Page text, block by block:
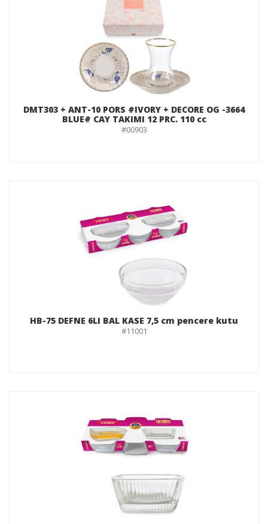
DMT303 + ANT-10 PORS #IVORY + DECORE OG -3664
BLUE# CAY TAKIMI 12 PRC. 110 cc
#00903
HB-75 DEFNE 6LI BAL KASE 7,5 cm pencere kutu
#11001